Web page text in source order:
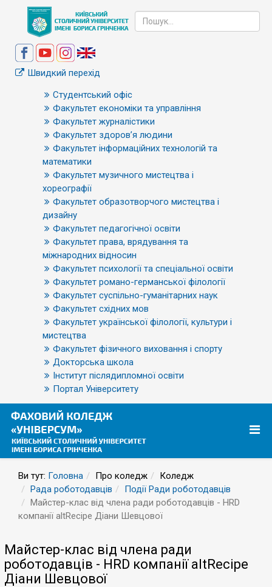
Швидкий перехід
Студентський офіс
Факультет економіки та управління
Факультет журналістики
Факультет здоров’я людини
Факультет інформаційних технологій та
математики
Факультет музичного мистецтва і
хореографії
Факультет образотворчого мистецтва і
дизайну
Факультет педагогічної освіти
Факультет права, врядування та
міжнародних відносин
Факультет психології та спеціальної освіти
Факультет романо-германської філології
Факультет суспільно-гуманітарних наук
Факультет східних мов
Факультет української філології, культури і
мистецтва
Факультет фізичного виховання і спорту
Докторська школа
Інститут післядипломної освіти
Портал Університету
Ви тут: Головна Про коледж
Коледж
Рада роботодавців
Події Ради роботодавців
Майстер-клас від члена ради роботодавців - HRD
компанії аltRecipe Діани Шевцової
Майстер-клас від члена ради
роботодавців - HRD компанії аltRecipe
Діани Шевцової